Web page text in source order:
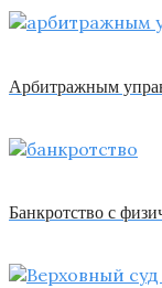
Арбитражным
Банкротство с